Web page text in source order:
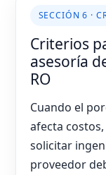
SECCIÓN 6 ·
Criterios
asesoría
RO
Cuando el
afecta
solicitar
proveedor